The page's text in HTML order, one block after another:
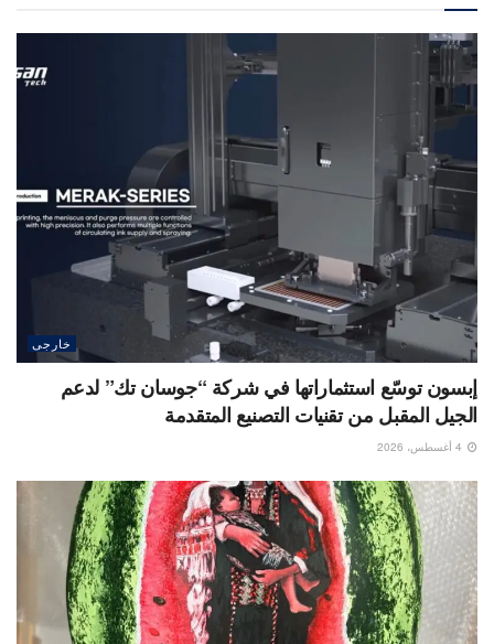
خارجى
إبسون توسّع استثماراتها في شركة “جوسان تك” لدعم
الجيل المقبل من تقنيات التصنيع المتقدمة